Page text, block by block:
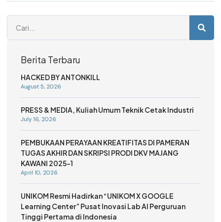
Berita Terbaru
HACKED BY ANTONKILL
August 5, 2026
PRESS & MEDIA, Kuliah Umum Teknik Cetak Industri
July 16, 2026
PEMBUKAAN PERAYAAN KREATIFITAS DI PAMERAN
TUGAS AKHIR DAN SKRIPSI PRODI DKV MAJANG
KAWANI 2025-1
April 10, 2026
UNIKOM Resmi Hadirkan “UNIKOM X GOOGLE
Learning Center” Pusat Inovasi Lab AI Perguruan
Tinggi Pertama di Indonesia